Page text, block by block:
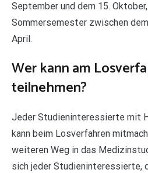
September und dem 15.
Sommersemester zwischen
April.
Wer kann am
teilnehmen?
Jeder Studieninteressierte mit
kann beim Losverfahren
weiteren Weg in das
sich jeder Studieninteressierte,